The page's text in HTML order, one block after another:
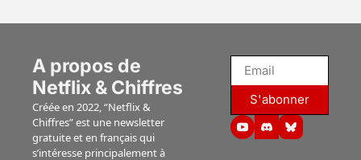
A propos de
Netflix & Chiffres
Créée en 2022, “Netflix &
Chiffres” est une newsletter
gratuite et en français qui
s’intéresse principalement à
S'abonner